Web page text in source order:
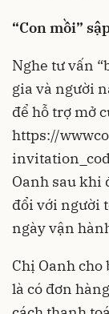
“Con mồi”
Nghe tư vấn
gia và người
để hỗ trợ mở
https://
Oanh sau khi
đổi với người
ngày vận
Chị Oanh cho
là có đơn